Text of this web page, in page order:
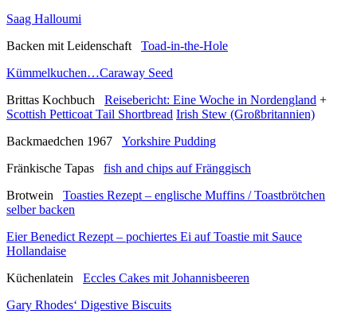
Saag Halloumi
Backen mit Leidenschaft Toad-in-the-Hole
Kümmelkuchen…Caraway Seed
Brittas Kochbuch Reisebericht: Eine Woche in Nordengland +
Scottish Petticoat Tail Shortbread Irish Stew (Großbritannien)
Backmaedchen 1967 Yorkshire Pudding
Fränkische Tapas fish and chips auf Fränggisch
Brotwein Toasties Rezept – englische Muffins / Toastbrötchen
selber backen
Eier Benedict Rezept – pochiertes Ei auf Toastie mit Sauce
Hollandaise
Küchenlatein Eccles Cakes mit Johannisbeeren
Gary Rhodes‘ Digestive Biscuits